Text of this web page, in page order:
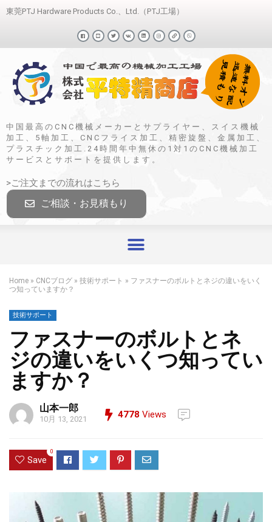
東莞PTJ Hardware Products Co.、Ltd.（PTJ工場）
中国最高のCNC機械メーカーとサプライヤー、スイス機械
加工、5軸加工、CNCフライス加工、精密旋盤、金属加工、
プラスチック加工.24時間年中無休の1対1のCNC機械加工
サービスとサポートを提供します。
>ご注文までの流れはこちら
ご相談・お見積もり
Home » CNCブログ » 技術サポート » ファスナーのボルトとネジの違いをいく
つ知っていますか？
技術サポート
ファスナーのボルトとネ
ジの違いをいくつ知ってい
ますか？
山本一郎
10月 13, 2021 4778 Views
Save
0